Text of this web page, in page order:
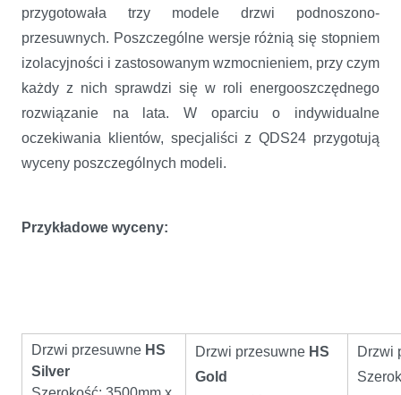
przygotowała trzy modele drzwi podnoszono-
przesuwnych. Poszczególne wersje różnią się stopniem
izolacyjności i zastosowanym wzmocnieniem, przy czym
każdy z nich sprawdzi się w roli energooszczędnego
rozwiązanie na lata. W oparciu o indywidualne
oczekiwania klientów, specjaliści z QDS24 przygotują
wyceny poszczególnych modeli.
Przykładowe wyceny:
Drzwi przesuwne HS
Silver
Drzwi przesuwne HS
Gold
Drzwi